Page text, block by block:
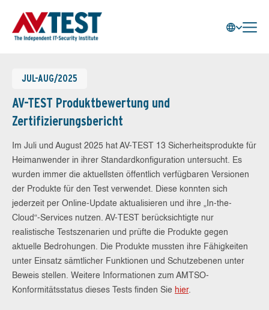
JUL-AUG/2025
AV-TEST Produktbewertung und
Zertifizierungsbericht
Im Juli und August 2025 hat AV-TEST 13 Sicherheitsprodukte für
Heimanwender in ihrer Standardkonfiguration untersucht. Es
wurden immer die aktuellsten öffentlich verfügbaren Versionen
der Produkte für den Test verwendet. Diese konnten sich
jederzeit per Online-Update aktualisieren und ihre „In-the-
Cloud“-Services nutzen. AV-TEST berücksichtigte nur
realistische Testszenarien und prüfte die Produkte gegen
aktuelle Bedrohungen. Die Produkte mussten ihre Fähigkeiten
unter Einsatz sämtlicher Funktionen und Schutzebenen unter
Beweis stellen. Weitere Informationen zum AMTSO-
Konformitätsstatus dieses Tests finden Sie hier.